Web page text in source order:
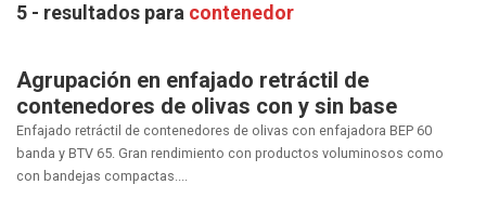
5 - resultados para contenedor
Agrupación en enfajado retráctil de
contenedores de olivas con y sin base
Enfajado retráctil de contenedores de olivas con enfajadora BEP 60
banda y BTV 65. Gran rendimiento con productos voluminosos como
con bandejas compactas....